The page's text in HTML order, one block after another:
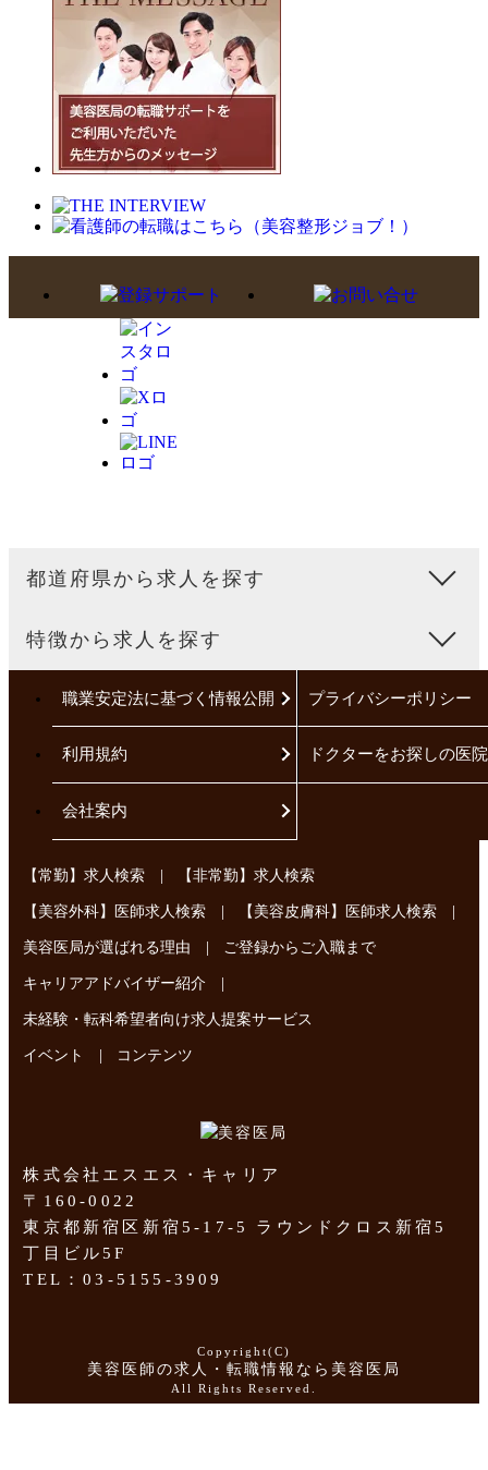
都道府県から求人を探す
特徴から求人を探す
職業安定法に基づく情報公開 プライバシーポリシー
利用規約 ドクターをお探しの医
会社案内
【常勤】求人検索 | 【非常勤】求人検索
【美容外科】医師求人検索 | 【美容皮膚科】医師求人検索 |
美容医局が選ばれる理由 | ご登録からご入職まで
キャリアアドバイザー紹介 |
未経験・転科希望者向け求人提案サービス
イベント | コンテンツ
株式会社エスエス・キャリア
〒160-0022
東京都新宿区新宿5-17-5 ラウンドクロス新宿5
丁目ビル5F
TEL：03-5155-3909
Copyright(C)
美容医師の求人・転職情報なら美容医局
All Rights Reserved.